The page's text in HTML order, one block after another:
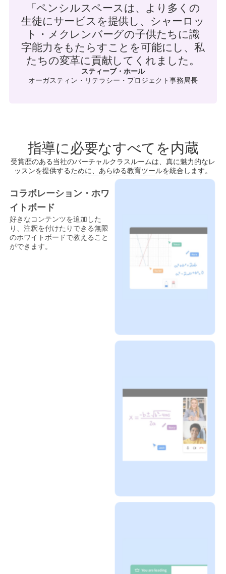
「ペンシルスペースは、より多くの
生徒にサービスを提供し、シャーロッ
ト・メクレンバーグの子供たちに識
字能力をもたらすことを可能にし、私
たちの変革に貢献してくれました。
スティーブ・ホール
オーガスティン・リテラシー・プロジェクト事務局長
指導に必要なすべてを内蔵
受賞歴のある当社のバーチャルクラスルームは、真に魅力的なレ
ッスンを提供するために、あらゆる教育ツールを統合します。
コラボレーション・ホワ
イトボード
好きなコンテンツを追加した
り、注釈を付けたりできる無限
のホワイトボードで教えること
ができます。